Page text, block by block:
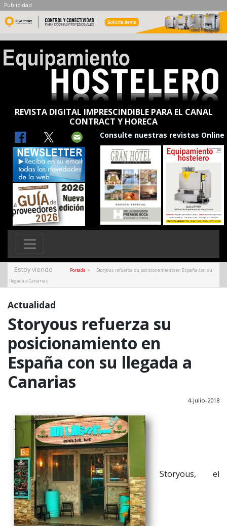
Publicidad
REVISTA DIGITAL IMPRESCINDIBLE PARA EL CANAL
CONTRACT Y HORECA
Consulte nuestras revistas Online
Estoy viendo Portada »
Storyous refuerza su posicionamiento en España con su
llegada a Canarias
Actualidad
Storyous refuerza su
posicionamiento en
España con su llegada a
Canarias
4-julio-2018
Storyous, el